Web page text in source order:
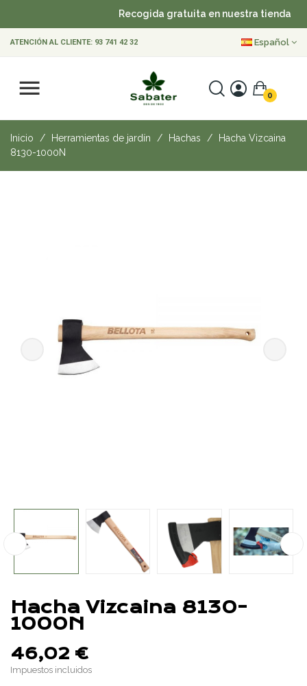
Recogida gratuita en nuestra tienda
ATENCIÓN AL CLIENTE: 93 741 42 32 Español
0
Inicio Herramientas de jardín Hachas
Hacha Vizcaina
8130-1000N
Hacha Vizcaina 8130-
1000N
46,02 €
Impuestos incluidos